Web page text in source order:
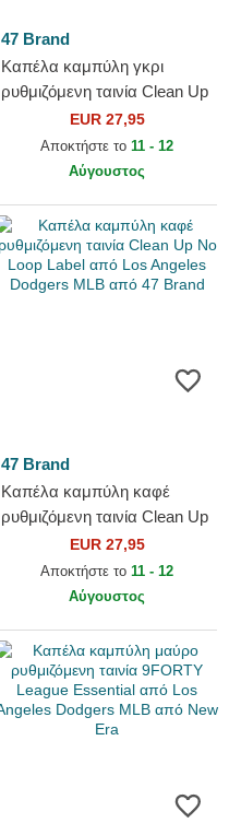
47 Brand
Καπέλα καμπύλη γκρι
ρυθμιζόμενη ταινία Clean Up
Vintage Navy από Los
Angeles Dodgers MLB από
EUR 27,95
Αποκτήστε το 11 - 12
Αύγουστος
47 Brand
Καπέλα καμπύλη καφέ
ρυθμιζόμενη ταινία Clean Up
No Loop Label από Los
Angeles Dodgers MLB από
EUR 27,95
Αποκτήστε το 11 - 12
Αύγουστος